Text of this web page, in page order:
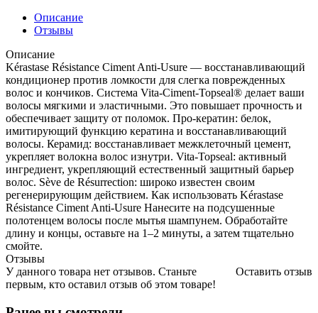
Описание
Отзывы
Описание
Kérastase Résistance Ciment Anti-Usure — восстанавливающий
кондиционер против ломкости для слегка поврежденных
волос и кончиков. Система Vita-Ciment-Topseal® делает ваши
волосы мягкими и эластичными. Это повышает прочность и
обеспечивает защиту от поломок. Про-кератин: белок,
имитирующий функцию кератина и восстанавливающий
волосы. Керамид: восстанавливает межклеточный цемент,
укрепляет волокна волос изнутри. Vita-Topseal: активный
ингредиент, укрепляющий естественный защитный барьер
волос. Sève de Résurrection: широко известен своим
регенерирующим действием. Как использовать Kérastase
Résistance Ciment Anti-Usure Нанесите на подсушенные
полотенцем волосы после мытья шампунем. Обработайте
длину и концы, оставьте на 1–2 минуты, а затем тщательно
смойте.
Отзывы
Оставить отзыв
У данного товара нет отзывов. Станьте
первым, кто оставил отзыв об этом товаре!